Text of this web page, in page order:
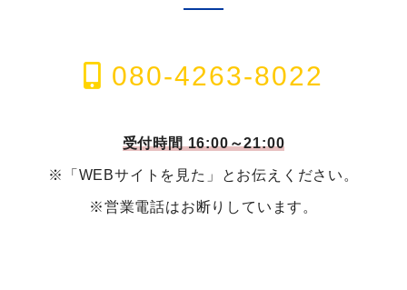
080-4263-8022
受付時間 16:00～21:00
※「WEBサイトを見た」とお伝えください。
※営業電話はお断りしています。